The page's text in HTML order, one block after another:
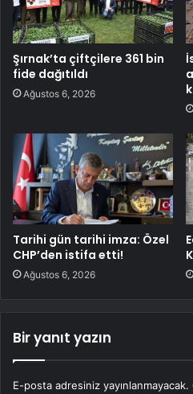
Şırnak’ta çiftçilere 361 bin
fide dağıtıldı
Ağustos 6, 2026
Tarihi gün tarihi imza: Özel
CHP’den istifa etti!
Ağustos 6, 2026
Bir yanıt yazın
E-posta adresiniz yayınlanmayacak.